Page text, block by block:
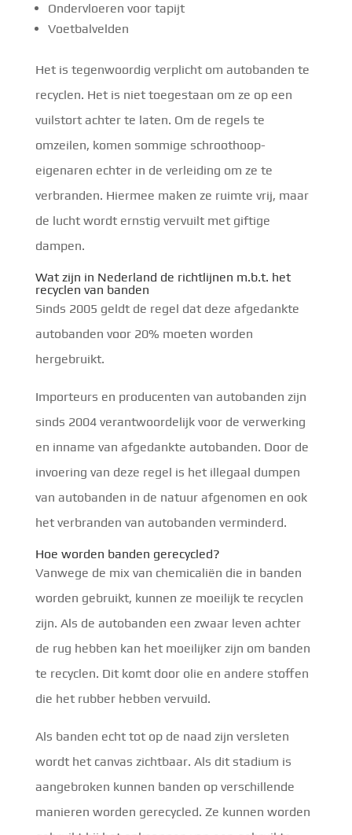
Ondervloeren voor tapijt
Voetbalvelden
Het is tegenwoordig verplicht om autobanden te
recyclen. Het is niet toegestaan om ze op een
vuilstort achter te laten. Om de regels te
omzeilen, komen sommige schroothoop-
eigenaren echter in de verleiding om ze te
verbranden. Hiermee maken ze ruimte vrij, maar
de lucht wordt ernstig vervuilt met giftige
dampen.
Wat zijn in Nederland de richtlijnen m.b.t. het
recyclen van banden
Sinds 2005 geldt de regel dat deze afgedankte
autobanden voor 20% moeten worden
hergebruikt.
Importeurs en producenten van autobanden zijn
sinds 2004 verantwoordelijk voor de verwerking
en inname van afgedankte autobanden. Door de
invoering van deze regel is het illegaal dumpen
van autobanden in de natuur afgenomen en ook
het verbranden van autobanden verminderd.
Hoe worden banden gerecycled?
Vanwege de mix van chemicaliën die in banden
worden gebruikt, kunnen ze moeilijk te recyclen
zijn. Als de autobanden een zwaar leven achter
de rug hebben kan het moeilijker zijn om banden
te recyclen. Dit komt door olie en andere stoffen
die het rubber hebben vervuild.
Als banden echt tot op de naad zijn versleten
wordt het canvas zichtbaar. Als dit stadium is
aangebroken kunnen banden op verschillende
manieren worden gerecycled. Ze kunnen worden